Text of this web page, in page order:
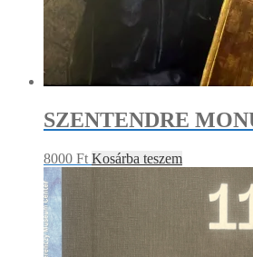
SZENTENDRE
8000 Ft Kosárba teszem